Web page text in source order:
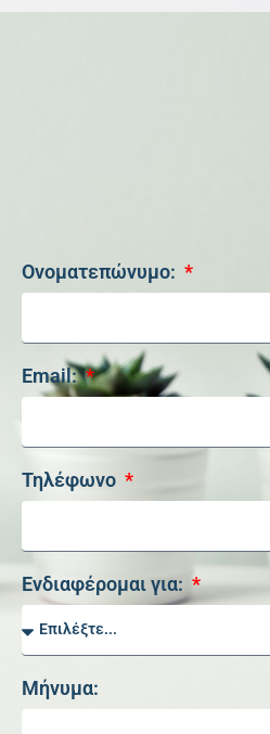
Ονοματεπώνυμο:
Email:
Τηλέφωνο
Ενδιαφέρομαι για:
Μήνυμα: